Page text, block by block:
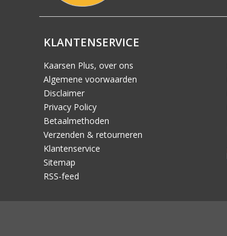
KLANTENSERVICE
Kaarsen Plus, over ons
Algemene voorwaarden
Disclaimer
Privacy Policy
Betaalmethoden
Verzenden & retourneren
Klantenservice
Sitemap
RSS-feed